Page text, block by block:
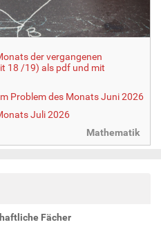
der vergangenen
18 /19) als pdf und mit
Problem des Monats Juni 2026
Juli 2026
Mathematik
Fächer